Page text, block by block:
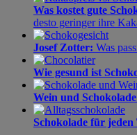
Was kostet gute
desto geringer ihre
Josef Zotter: Was
Wie gesund ist
Wein und
Schokolade für jeden